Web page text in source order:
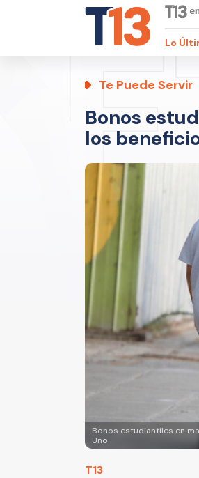
Lo
Te Puede Servir
Bonos
los
Bonos estudiantiles en
Uno
T13